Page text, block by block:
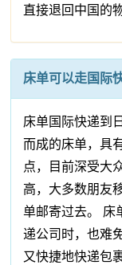
直接退回中国的
床单可以走国际
床单国际快递到
而成的床单，具
点，目前深受大
高，大多数朋友
单邮寄过去。 床
递公司时，也难
又快捷地快递包